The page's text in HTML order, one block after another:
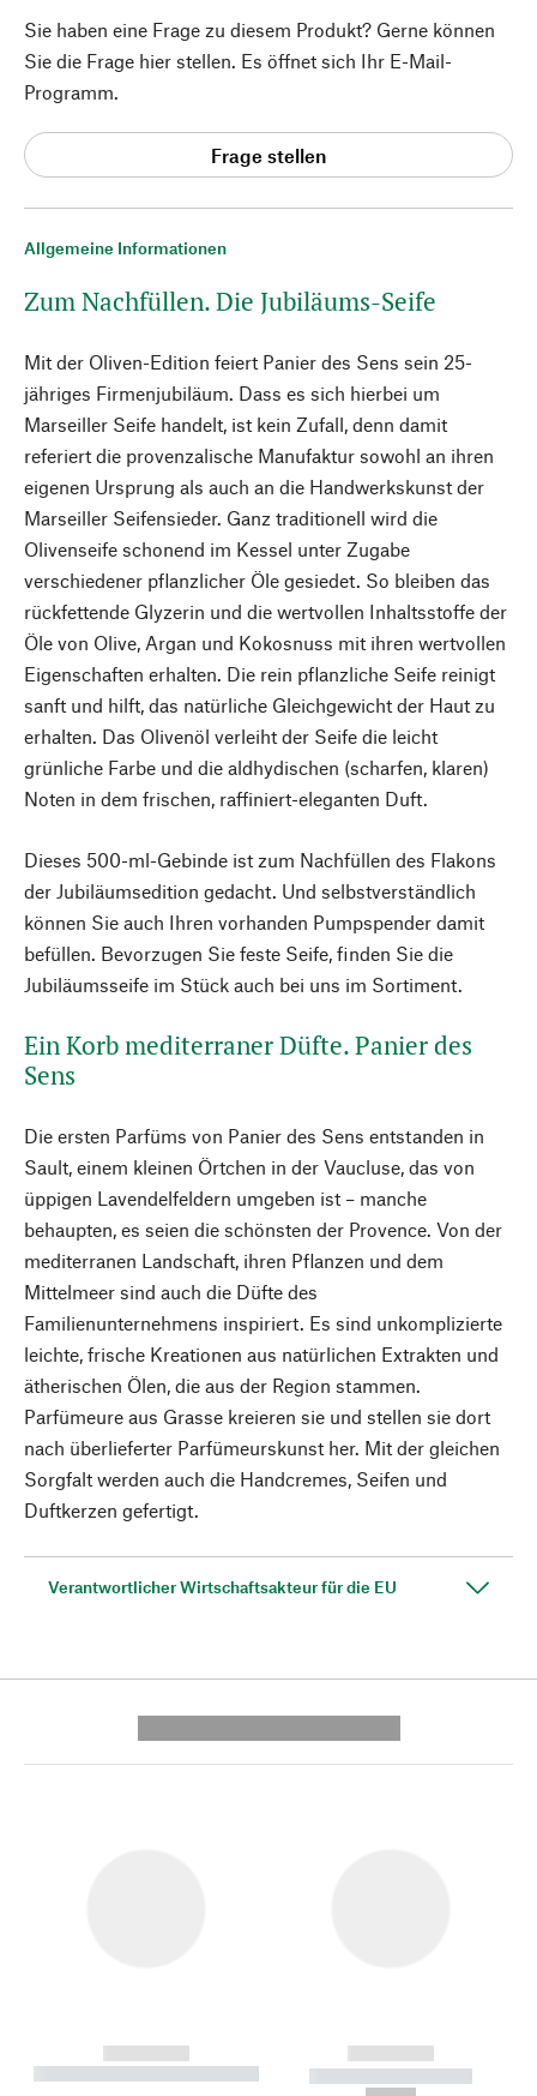
Allgemeine Informationen
Zum Nachfüllen. Die Jubiläums-Seife
Mit der Oliven-Edition feiert Panier des Sens sein 25-
jähriges Firmenjubiläum. Dass es sich hierbei um
Marseiller Seife handelt, ist kein Zufall, denn damit
referiert die provenzalische Manufaktur sowohl an ihren
eigenen Ursprung als auch an die Handwerkskunst der
Marseiller Seifensieder. Ganz traditionell wird die
Olivenseife schonend im Kessel unter Zugabe
verschiedener pflanzlicher Öle gesiedet. So bleiben das
rückfettende Glyzerin und die wertvollen Inhaltsstoffe der
Öle von Olive, Argan und Kokosnuss mit ihren wertvollen
Eigenschaften erhalten. Die rein pflanzliche Seife reinigt
sanft und hilft, das natürliche Gleichgewicht der Haut zu
erhalten. Das Olivenöl verleiht der Seife die leicht
grünliche Farbe und die aldhydischen (scharfen, klaren)
Noten in dem frischen, raffiniert-eleganten Duft.
Dieses 500-ml-Gebinde ist zum Nachfüllen des Flakons
der Jubiläumsedition gedacht. Und selbstverständlich
können Sie auch Ihren vorhanden Pumpspender damit
befüllen. Bevorzugen Sie feste Seife, finden Sie die
Jubiläumsseife im Stück auch bei uns im Sortiment.
Ein Korb mediterraner Düfte. Panier des
Sens
Die ersten Parfüms von Panier des Sens entstanden in
Sault, einem kleinen Örtchen in der Vaucluse, das von
üppigen Lavendelfeldern umgeben ist – manche
behaupten, es seien die schönsten der Provence. Von der
mediterranen Landschaft, ihren Pflanzen und dem
Mittelmeer sind auch die Düfte des
Familienunternehmens inspiriert. Es sind unkomplizierte
leichte, frische Kreationen aus natürlichen Extrakten und
ätherischen Ölen, die aus der Region stammen.
Parfümeure aus Grasse kreieren sie und stellen sie dort
nach überlieferter Parfümeurskunst her. Mit der gleichen
Sorgfalt werden auch die Handcremes, Seifen und
Duftkerzen gefertigt.
Verantwortlicher Wirtschaftsakteur für die EU
Sie haben eine Frage zu diesem Produkt? Gerne können
Sie die Frage hier stellen. Es öffnet sich Ihr E-Mail-
Programm.
Frage stellen
------------
----------- ----------- --------
------------
----------- -----------